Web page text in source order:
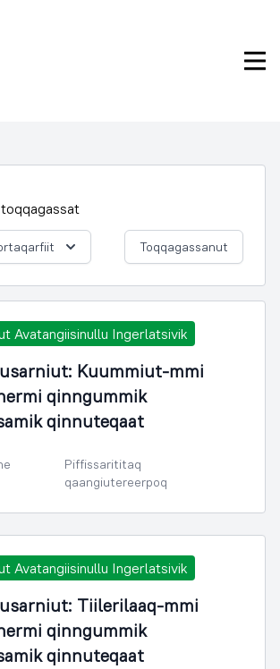
Toqqagassanut
Avatangiisinullu Ingerlatsivik
Kuummiut-mmi
qinngummik
qinnuteqaat
Piffissarititaq
qaangiutereerpoq
Avatangiisinullu Ingerlatsivik
Tiilerilaaq-mmi
qinngummik
qinnuteqaat